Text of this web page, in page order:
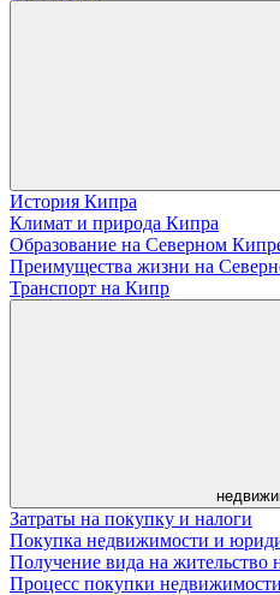
История Кипра
Климат и природа Кипра
Образование на Северном
Преимущества жизни на
Транспорт на Кипр
Затраты на покупку и налоги
Покупка недвижимости и
Получение вида на жительство
Процесс покупки недвижимости